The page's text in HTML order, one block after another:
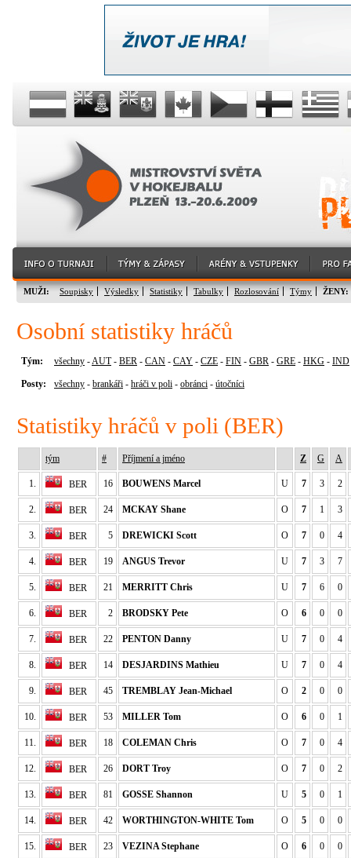
MUŽI: Soupisky Výsledky Statistiky Tabulky Rozlosování Týmy ŽENY:
Osobní statistiky hráčů
Tým: všechny -AUT- BER - CAN - CAY - CZE - FIN - GBR - GRE - HKG - IND
Posty: všechny - brankáři - hráči v poli - obránci - útočníci
Statistiky hráčů v poli (BER)
tým # Příjmení a jméno Z G A
1. BER 16 BOUWENS Marcel U 7 3 2
2. BER 24 MCKAY Shane O 7 1 3
3. BER 5 DREWICKI Scott O 7 0 4
4. BER 19 ANGUS Trevor U 7 3 7
5. BER 21 MERRITT Chris U 7 6 0
6. BER 2 BRODSKY Pete O 6 0 0
7. BER 22 PENTON Danny U 7 0 4
8. BER 14 DESJARDINS Mathieu U 7 0 4
9. BER 45 TREMBLAY Jean-Michael O 2 0 0
10. BER 53 MILLER Tom O 6 0 1
11. BER 18 COLEMAN Chris O 7 0 4
12. BER 26 DORT Troy O 7 0 2
13. BER 81 GOSSE Shannon U 5 0 1
14. BER 42 WORTHINGTON-WHITE Tom O 5 0 0
15. BER 23 VEZINA Stephane O 6 0 0